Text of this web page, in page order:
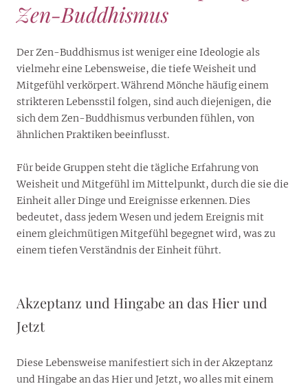
Zen-Buddhismus
Der Zen-Buddhismus ist weniger eine Ideologie als
vielmehr eine Lebensweise, die tiefe Weisheit und
Mitgefühl verkörpert. Während Mönche häufig einem
strikteren Lebensstil folgen, sind auch diejenigen, die
sich dem Zen-Buddhismus verbunden fühlen, von
ähnlichen Praktiken beeinflusst.
Für beide Gruppen steht die tägliche Erfahrung von
Weisheit und Mitgefühl im Mittelpunkt, durch die sie die
Einheit aller Dinge und Ereignisse erkennen. Dies
bedeutet, dass jedem Wesen und jedem Ereignis mit
einem gleichmütigen Mitgefühl begegnet wird, was zu
einem tiefen Verständnis der Einheit führt.
Akzeptanz und Hingabe an das Hier und
Jetzt
Diese Lebensweise manifestiert sich in der Akzeptanz
und Hingabe an das Hier und Jetzt, wo alles mit einem